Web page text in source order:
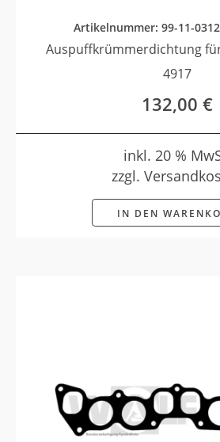
Artikelnummer: 99-11-
Auspuffkrümmerdichtung
4917
132,00 €
inkl. 20 %
zzgl.
IN DEN